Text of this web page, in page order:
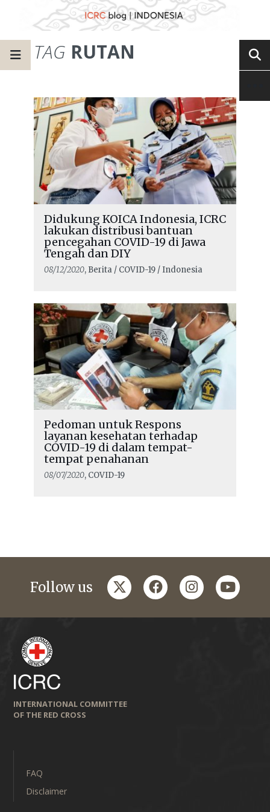
TAG RUTAN
Didukung KOICA Indonesia, ICRC
lakukan distribusi bantuan
pencegahan COVID-19 di Jawa
Tengah dan DIY
08/12/2020, Berita / COVID-19 / Indonesia
Pedoman untuk Respons
layanan kesehatan terhadap
COVID-19 di dalam tempat-
tempat penahanan
08/07/2020, COVID-19
Follow us twitterfacebookinstagramyoutube
INTERNATIONAL COMMITTEE
OF THE RED CROSS
FAQ
Disclaimer